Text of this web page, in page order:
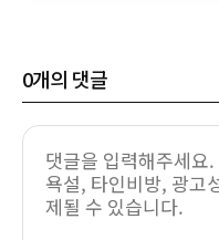
0개의 댓글